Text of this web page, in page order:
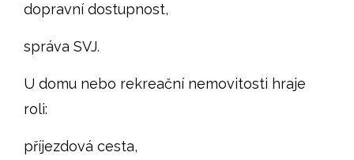
dopravní dostupnost,
správa SVJ.
U domu nebo rekreační nemovitosti hraje
roli:
příjezdová cesta,